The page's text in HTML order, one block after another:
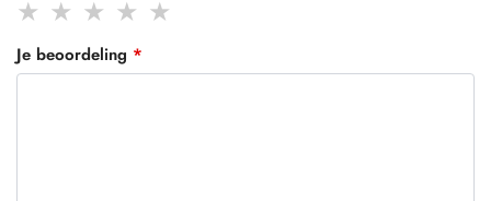
Je beoordeling *